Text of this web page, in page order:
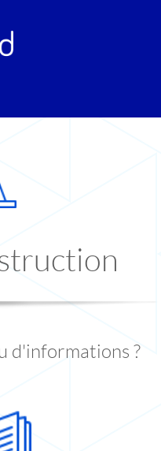
d'informations ?